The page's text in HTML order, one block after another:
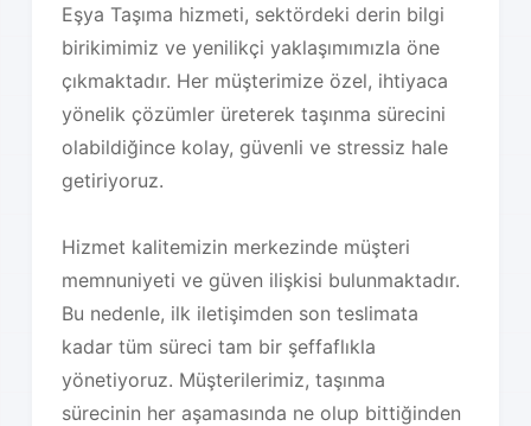
Eşya Taşıma hizmeti, sektördeki derin bilgi
birikimimiz ve yenilikçi yaklaşımımızla öne
çıkmaktadır. Her müşterimize özel, ihtiyaca
yönelik çözümler üreterek taşınma sürecini
olabildiğince kolay, güvenli ve stressiz hale
getiriyoruz.
Hizmet kalitemizin merkezinde müşteri
memnuniyeti ve güven ilişkisi bulunmaktadır.
Bu nedenle, ilk iletişimden son teslimata
kadar tüm süreci tam bir şeffaflıkla
yönetiyoruz. Müşterilerimiz, taşınma
sürecinin her aşamasında ne olup bittiğinden